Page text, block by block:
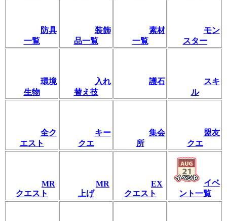
防具
一覧
装飾
品一覧
素材
一覧
モン
スター
環境
生物
入れ
替え技
護石
スキ
ル
全ク
エスト
キー
クエ
集会
所
盟友
クエ
MR
クエスト
MR
上げ
EX
クエスト
イベ
ント一覧